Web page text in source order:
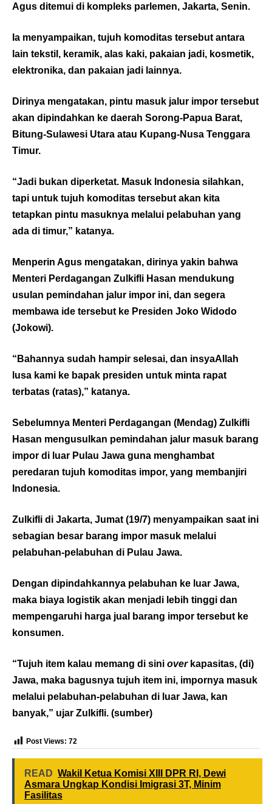
Agus ditemui di kompleks parlemen, Jakarta, Senin.
Ia menyampaikan, tujuh komoditas tersebut antara
lain tekstil, keramik, alas kaki, pakaian jadi, kosmetik,
elektronika, dan pakaian jadi lainnya.
Dirinya mengatakan, pintu masuk jalur impor tersebut
akan dipindahkan ke daerah Sorong-Papua Barat,
Bitung-Sulawesi Utara atau Kupang-Nusa Tenggara
Timur.
“Jadi bukan diperketat. Masuk Indonesia silahkan,
tapi untuk tujuh komoditas tersebut akan kita
tetapkan pintu masuknya melalui pelabuhan yang
ada di timur,” katanya.
Menperin Agus mengatakan, dirinya yakin bahwa
Menteri Perdagangan Zulkifli Hasan mendukung
usulan pemindahan jalur impor ini, dan segera
membawa ide tersebut ke Presiden Joko Widodo
(Jokowi).
“Bahannya sudah hampir selesai, dan insyaAllah
lusa kami ke bapak presiden untuk minta rapat
terbatas (ratas),” katanya.
Sebelumnya Menteri Perdagangan (Mendag) Zulkifli
Hasan mengusulkan pemindahan jalur masuk barang
impor di luar Pulau Jawa guna menghambat
peredaran tujuh komoditas impor, yang membanjiri
Indonesia.
Zulkifli di Jakarta, Jumat (19/7) menyampaikan saat ini
sebagian besar barang impor masuk melalui
pelabuhan-pelabuhan di Pulau Jawa.
Dengan dipindahkannya pelabuhan ke luar Jawa,
maka biaya logistik akan menjadi lebih tinggi dan
mempengaruhi harga jual barang impor tersebut ke
konsumen.
“Tujuh item kalau memang di sini overkapasitas, (di)
Jawa, maka bagusnya tujuh item ini, impornya masuk
melalui pelabuhan-pelabuhan di luar Jawa, kan
banyak,” ujar Zulkifli. (sumber)
Post Views: 72
READ Wakil Ketua Komisi XIII DPR RI, Dewi
Asmara Ungkap Kondisi Imigrasi 3T, Minim
Fasilitas